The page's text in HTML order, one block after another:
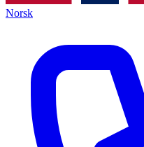
Norsk